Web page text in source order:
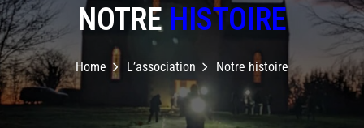
NOTRE HISTOIRE
Home L’association Notre histoire